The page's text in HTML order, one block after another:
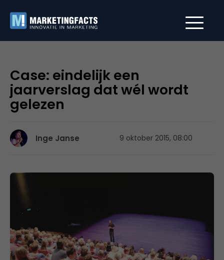
Case: eindelijk een
jaarverslag dat wél wordt
gelezen
Inge Janse 9 oktober 2015, 08:00